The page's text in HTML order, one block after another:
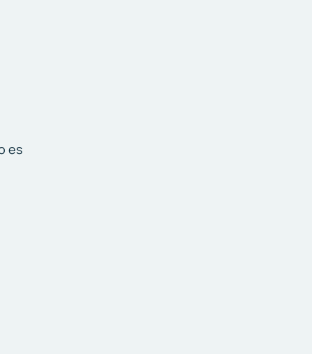
es